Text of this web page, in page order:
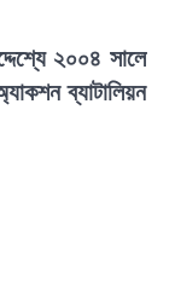
২০০৪ সালে
ব্যাটালিয়ন